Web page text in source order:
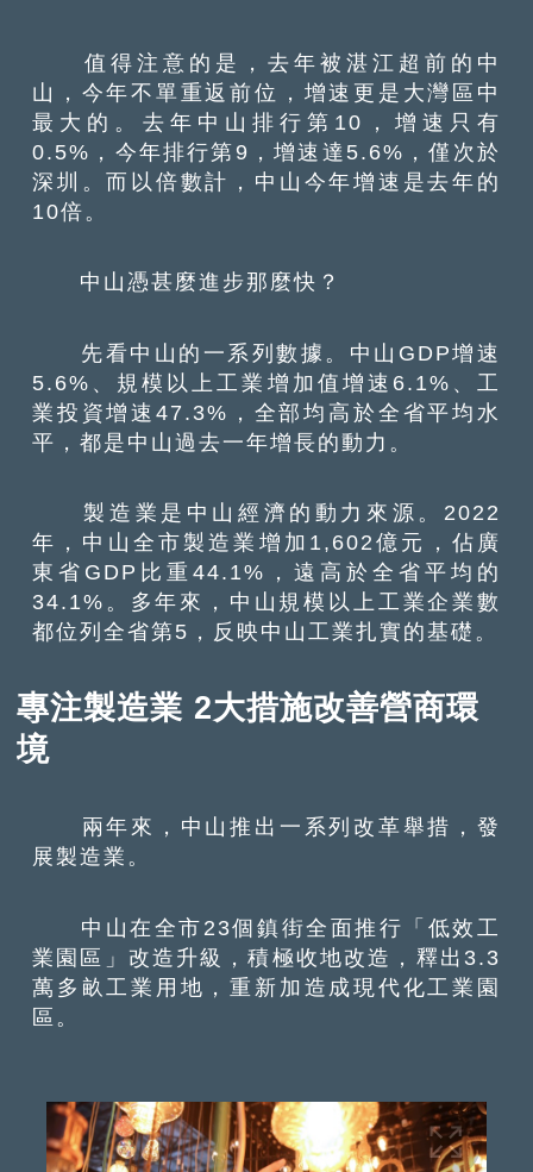
值得注意的是，去年被湛江超前的中
山，今年不單重返前位，增速更是大灣區中
最大的。去年中山排行第10，增速只有
0.5%，今年排行第9，增速達5.6%，僅次於
深圳。而以倍數計，中山今年增速是去年的
10倍。
中山憑甚麼進步那麼快？
先看中山的一系列數據。中山GDP增速
5.6%、規模以上工業增加值增速6.1%、工
業投資增速47.3%，全部均高於全省平均水
平，都是中山過去一年增長的動力。
製造業是中山經濟的動力來源。2022
年，中山全市製造業增加1,602億元，佔廣
東省GDP比重44.1%，遠高於全省平均的
34.1%。多年來，中山規模以上工業企業數
都位列全省第5，反映中山工業扎實的基礎。
專注製造業 2大措施改善營商環
境
兩年來，中山推出一系列改革舉措，發
展製造業。
中山在全市23個鎮街全面推行「低效工
業園區」改造升級，積極收地改造，釋出3.3
萬多畝工業用地，重新加造成現代化工業園
區。